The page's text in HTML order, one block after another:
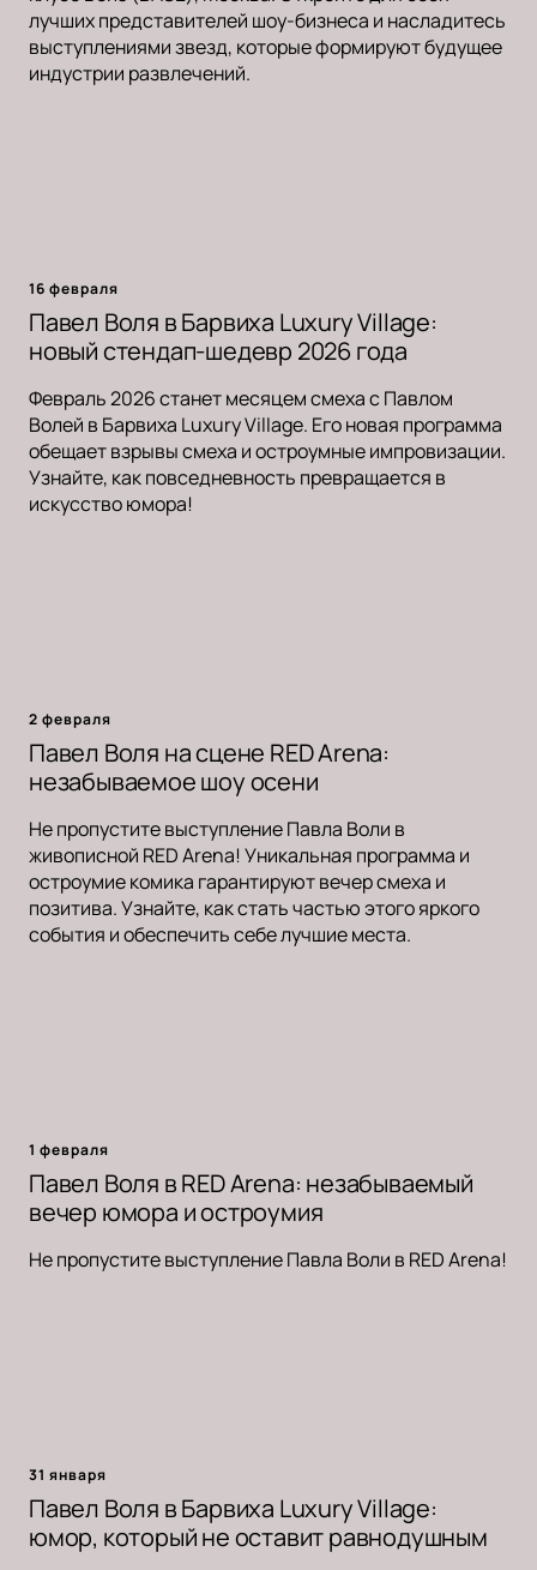
лучших представителей шоу-бизнеса и насладитесь
выступлениями звезд, которые формируют будущее
индустрии развлечений.
16 февраля
Павел Воля в Барвиха Luxury Village:
новый стендап-шедевр 2026 года
Февраль 2026 станет месяцем смеха с Павлом
Волей в Барвиха Luxury Village. Его новая программа
обещает взрывы смеха и остроумные импровизации.
Узнайте, как повседневность превращается в
искусство юмора!
2 февраля
Павел Воля на сцене RED Arena:
незабываемое шоу осени
Не пропустите выступление Павла Воли в
живописной RED Arena! Уникальная программа и
остроумие комика гарантируют вечер смеха и
позитива. Узнайте, как стать частью этого яркого
события и обеспечить себе лучшие места.
1 февраля
Павел Воля в RED Arena: незабываемый
вечер юмора и остроумия
Не пропустите выступление Павла Воли в RED Arena!
31 января
Павел Воля в Барвиха Luxury Village:
юмор, который не оставит равнодушным